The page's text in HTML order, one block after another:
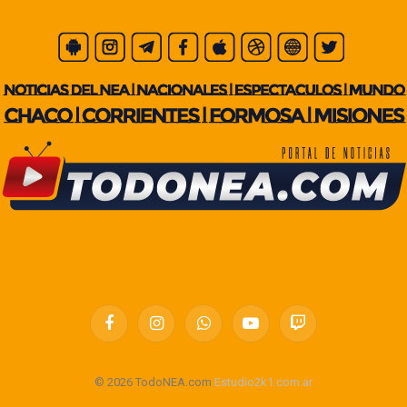
FacebookInstagramWhatsAppYouTubeTwitch
© 2026 TodoNEA.com Estudio2k1.com.ar